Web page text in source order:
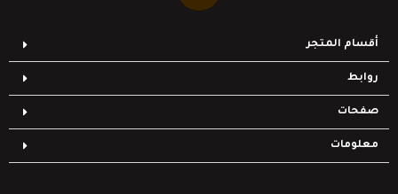
أقسام المتجر
روابط
صفحات
معلومات